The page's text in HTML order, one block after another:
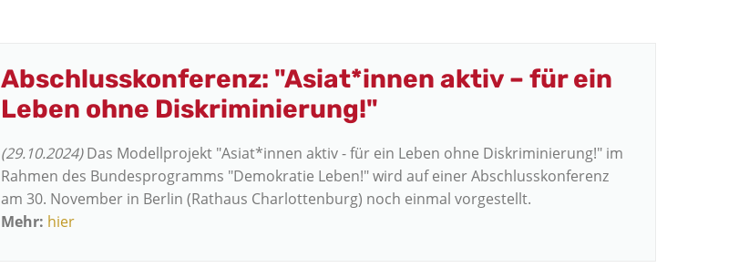
Abschlusskonferenz: "Asiat*innen aktiv – für ein
Leben ohne Diskriminierung!"
(29.10.2024)Das Modellprojekt "Asiat*innen aktiv - für ein Leben ohne Diskriminierung!" im
Rahmen des Bundesprogramms "Demokratie Leben!" wird auf einer Abschlusskonferenz
am 30. November in Berlin (Rathaus Charlottenburg) noch einmal vorgestellt.
Mehr: hier